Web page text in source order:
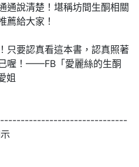
通說清楚！堪稱坊間生酮相關
薦給大家！
只要認真看這本書，認真照著
喔！——FB「愛麗絲的生酮
姐